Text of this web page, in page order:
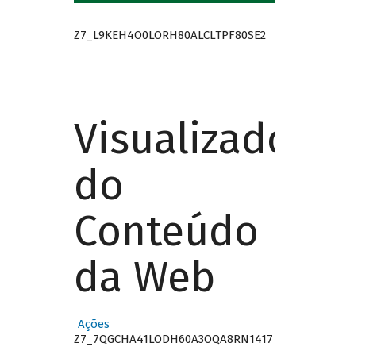
Z7_L9KEH4O0LORH80ALCLTPF80SE2
Visualizador
do
Conteúdo
da Web
Ações
Z7_7QGCHA41LODH60A3OQA8RN1417